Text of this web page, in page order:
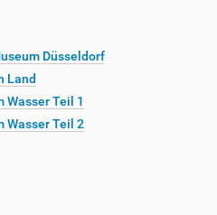
Düsseldorf
Land
Wasser Teil 1
Wasser Teil 2